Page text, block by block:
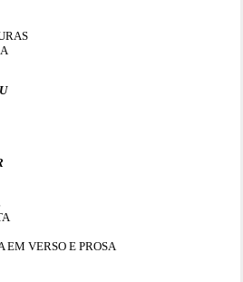
EM VERSO E PROSA